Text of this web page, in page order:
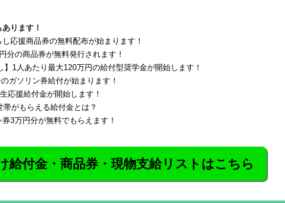
ります！
し応援商品券の無料配布が始まります！
分の商品券が無料発行されます！
】1人あたり最大120万円の給付型奨学金が開始します！
ガソリン券給付が始まります！
応援給付金が開始します！
帯がもらえる給付金とは？
券3万円分が無料でもらえます！
給付金・商品券・現物支給リストはこちら